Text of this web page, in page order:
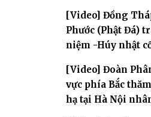
[Video] Đồng
Phước (Phật Đá)
niệm -Húy nhật
[Video] Đoàn
vực phía Bắc
hạ tại Hà Nội